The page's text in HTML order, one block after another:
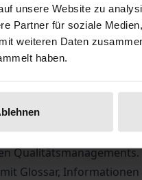
unsere Website zu
Partner für soziale
weiteren Daten
haben.
Überwachung der im
mit dem
KISS).
und
Form die relevanten
Qualitätsmanagements.
Glossar,